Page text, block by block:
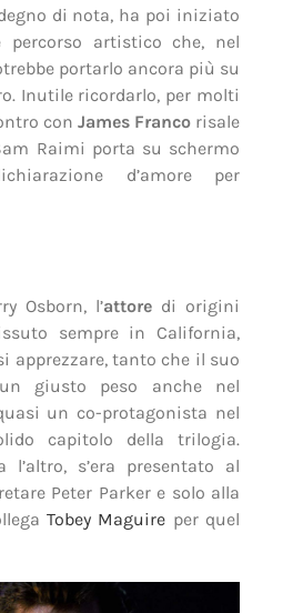
di nota, ha poi iniziato
percorso artistico che, nel
portarlo ancora più su
Inutile ricordarlo, per molti
con James Francorisale
Raimi porta su schermo
d’amore per
Osborn, l’attore di origini
sempre in California,
apprezzare, tanto che il suo
giusto peso anche nel
un co-protagonista nel
capitolo della trilogia.
l’altro, s’era presentato al
Peter Parker e solo alla
Tobey Maguire per quel